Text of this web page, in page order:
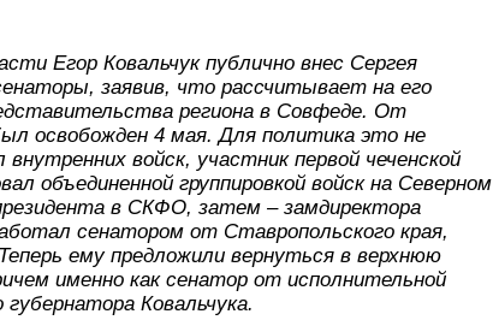
Егор Ковальчук публично внес Сергея
заявив, что рассчитывает на его
региона в Совфеде. От
освобожден 4 мая. Для политика это не
войск, участник первой чеченской
объединенной группировкой войск на Северном
в СКФО, затем – замдиректора
сенатором от Ставропольского края,
ему предложили вернуться в верхнюю
именно как сенатор от исполнительной
Ковальчука.